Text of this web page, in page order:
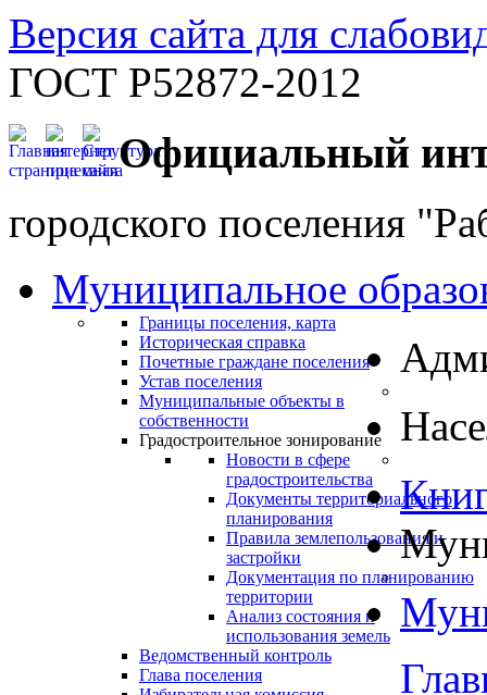
Версия сайта для
ГОСТ Р52872-2012
Официальный
городского поселения
Муниципальное
Границы поселения, карта
Историческая справка
Почетные граждане поселения
Устав поселения
Муниципальные объекты в
собственности
Градостроительное зонирование
Новости в сфере
градостроительства
Документы территориального
планирования
Правила землепользования и
застройки
Документация по планированию
территории
Анализ состояния и
использования земель
Ведомственный контроль
Глава поселения